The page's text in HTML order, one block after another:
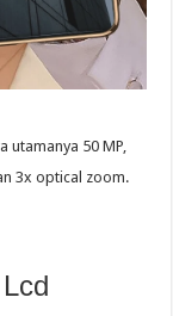
utamanya 50 MP,
3x optical zoom.